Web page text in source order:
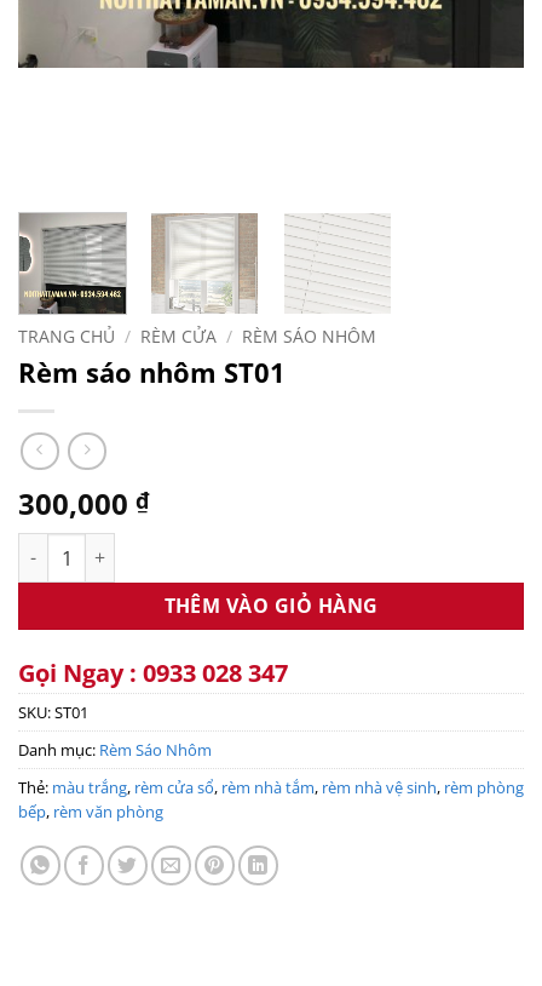
TRANG CHỦ / RÈM CỬA / RÈM SÁO NHÔM
Rèm sáo nhôm ST01
300,000 ₫
Rèm sáo nhôm ST01 số lượng
THÊM VÀO GIỎ HÀNG
Gọi Ngay : 0933 028 347
SKU:ST01
Danh mục: Rèm Sáo Nhôm
Thẻ: màu trắng, rèm cửa sổ, rèm nhà tắm, rèm nhà vệ sinh, rèm phòng
bếp, rèm văn phòng